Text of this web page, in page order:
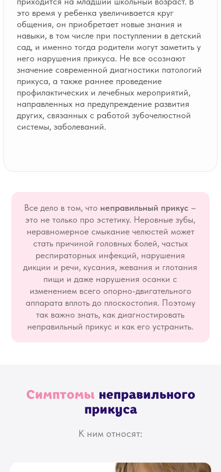
Все дело в том, что неправильный прикус –
это не только про эстетику. Неровные зубы,
неравномерное смыкание челюстей может
стать причиной головных болей, частых
респираторных инфекций, нарушения
дикции и речи, кусания, жевания и глотания
пищи и даже нарушения осанки с
изменением всего опорно-двигательного
аппарата вплоть до плоскостопия. Поэтому
так важно знать, как диагностировать
неправильный прикус и как его устранить.
Симптомы неправильного
прикуса
К ним относят: